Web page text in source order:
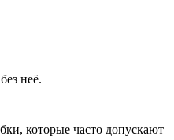
неё.
которые часто допускают